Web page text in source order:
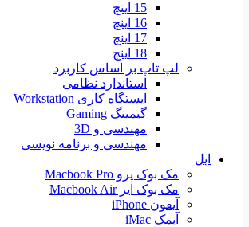
15 اینچ
16 اینچ
17 اینچ
18 اینچ
لپ تاپ بر اساس کاربرد
استاندارد نظامی
ایستگاه کاری Workstation
گیمینگ Gaming
مهندسی و 3D
مهندسی و برنامه نویسی
اپل
مک بوک پرو Macbook Pro
مک بوک ایر Macbook Air
آیفون iPhone
آیمک iMac